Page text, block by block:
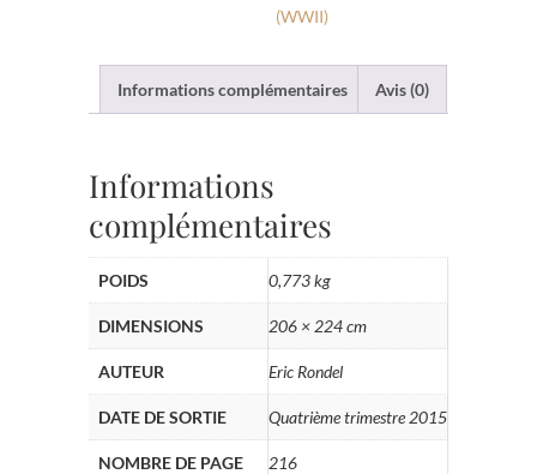
des
(WWII)
Informations complémentaires Avis (0)
Informations
complémentaires
POIDS 0,773 kg
DIMENSIONS 206 × 224 cm
AUTEUR Eric Rondel
DATE DE SORTIE Quatrième trimestre 2015
NOMBRE DE PAGE 216